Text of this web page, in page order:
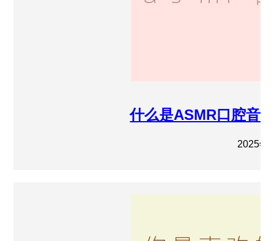
什么是ASMR口腔音
2025年